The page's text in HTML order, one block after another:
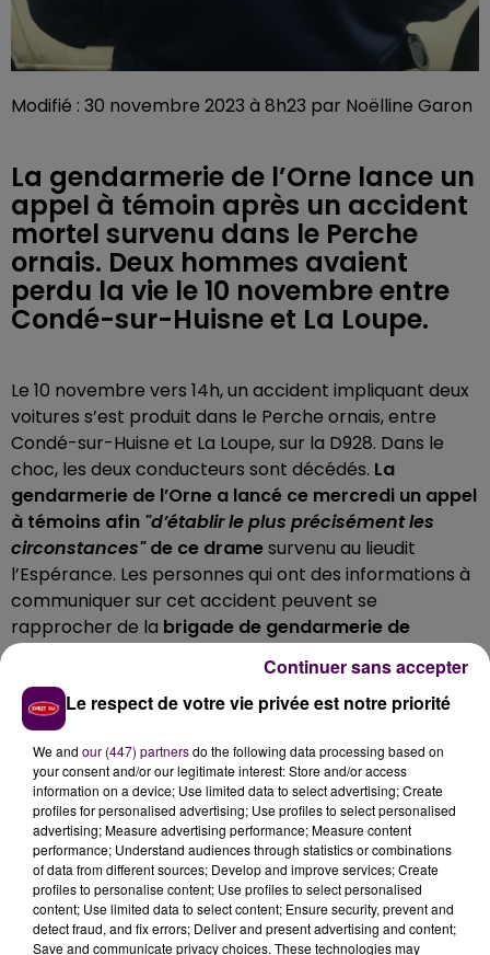
Modifié : 30 novembre 2023 à 8h23 par Noëlline Garon
La gendarmerie de l’Orne lance un
appel à témoin après un accident
mortel survenu dans le Perche
ornais. Deux hommes avaient
perdu la vie le 10 novembre entre
Condé-sur-Huisne et La Loupe.
Le 10 novembre vers 14h, un accident impliquant deux
voitures s’est produit dans le Perche ornais, entre
Condé-sur-Huisne et La Loupe, sur la D928. Dans le
choc, les deux conducteurs sont décédés. La
gendarmerie de l’Orne a lancé ce mercredi un appel
à témoins afin "d’établir le plus précisément les
circonstances"de ce dramesurvenu au lieudit
l’Espérance. Les personnes qui ont des informations à
communiquer sur cet accident peuvent se
rapprocher de la brigade de gendarmerie de
Longny-au-Perche
Le respect de votre vie privée est notre priorité
We and our (447) partnersdo the following data processing based on
your consent and/or our legitimate interest: Store and/or access
information on a device; Use limited data to select advertising; Create
profiles for personalised advertising; Use profiles to select personalised
advertising; Measure advertising performance; Measure content
performance; Understand audiences through statistics or combinations
of data from different sources; Develop and improve services; Create
profiles to personalise content; Use profiles to select personalised
content; Use limited data to select content; Ensure security, prevent and
detect fraud, and fix errors; Deliver and present advertising and content;
Save and communicate privacy choices. These technologies may
Continuer sans accepter